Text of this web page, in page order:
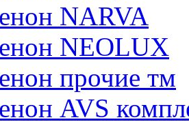
NARVA
NEOLUX
прочие тм
AVS